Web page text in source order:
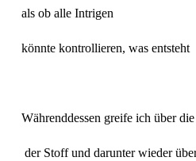
als ob alle Intrigen
könnte kontrollieren, was entsteht
Währenddessen greife ich über
der Stoff und darunter wieder